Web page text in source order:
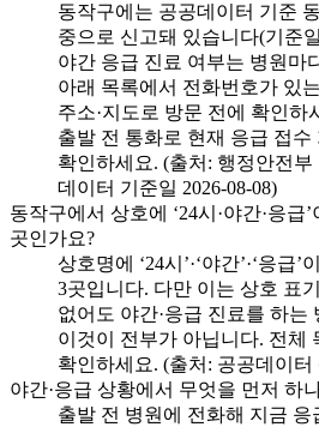
동작구에는 공공데이터 기준
중으로 신고돼 있습니다(기준
야간 응급 진료 여부는 병원마
아래 목록에서 전화번호가 있
주소·지도로 방문 전에 확인하
출발 전 통화로 현재 응급 접수
확인하세요. (출처: 행정안전부
데이터 기준일 2026-08-08)
동작구에서 상호에 ‘24시·야간·응급
곳인가요?
상호명에 ‘24시’·‘야간’·‘응급
3곳입니다. 다만 이는 상호 표
없어도 야간·응급 진료를 하는
이것이 전부가 아닙니다. 전체
확인하세요. (출처: 공공데이터
야간·응급 상황에서 무엇을 먼저 하
출발 전 병원에 전화해 지금 응